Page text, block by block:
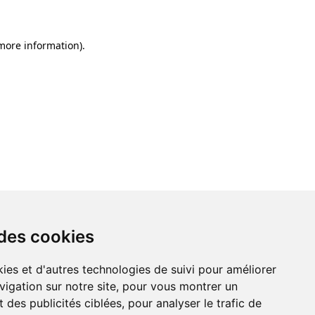
cookies
et d'autres technologies de suivi pour améliorer
sur notre site, pour vous montrer un
des publicités ciblées, pour analyser le trafic de
information).